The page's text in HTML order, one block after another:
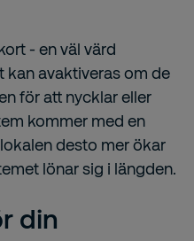
- en väl värd
kan avaktiveras om de
för att nycklar eller
kommer med en
desto mer ökar
lönar sig i längden.
din